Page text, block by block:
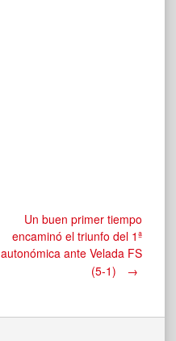
Un buen primer tiempo
encaminó el triunfo del 1ª
autonómica ante Velada FS
(5-1)
→